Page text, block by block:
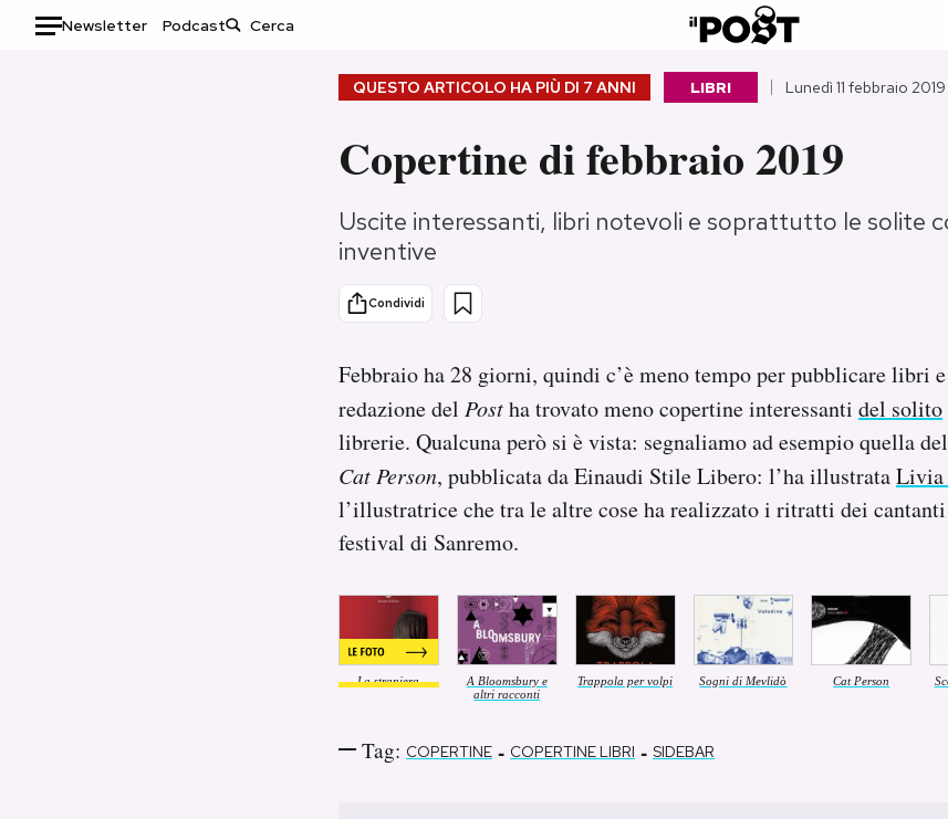
Newsletter Podcast
Consumismi
Ok Boomer!
Altrecose
Mondiali calcio 2026
QUESTO ARTICOLO HA PIÙ DI 7 ANNI LIBRI Lunedì 11 febbraio 2019
Copertine di febbraio 2019
Uscite interessanti, libri notevoli e soprattutto le solite
inventive
Condividi
Febbraio ha 28 giorni, quindi c’è meno tempo per pubblicare libri
redazione del Postha trovato meno copertine interessanti del solito
librerie. Qualcuna però si è vista: segnaliamo ad esempio quella
Cat Person, pubblicata da Einaudi Stile Libero: l’ha illustrataLivia
l’illustratrice che tra le altre cose ha realizzato i ritratti dei
festival di Sanremo.
La straniera
A Bloomsbury e
altri racconti
Trappola per volpi Sogni di Mevlidò Cat Person
Tag: COPERTINE - COPERTINE LIBRI - SIDEBAR